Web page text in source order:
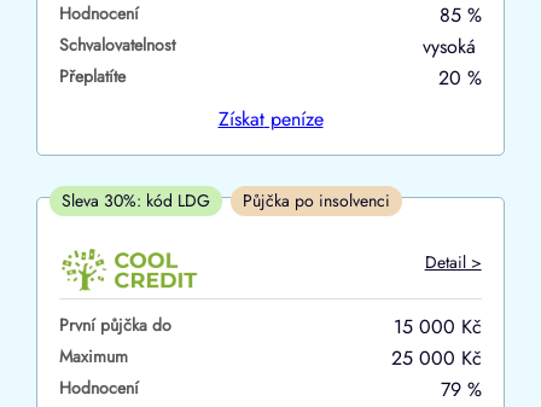
Po insolvenci
ano
ne
V hotovosti
ano
Hodnocení 85 %
Schvalovatelnost vysoká
Přeplatíte
20 %
Získatpeníze
Sleva 30%: kód LDG Půjčka po insolvenci
Detail >
První půjčka do 15 000 Kč
Maximum 25 000 Kč
Hodnocení 79 %